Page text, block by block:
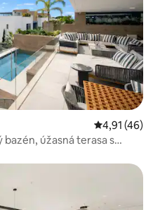
Priemerné
4,91 (46)
úžasná terasa s